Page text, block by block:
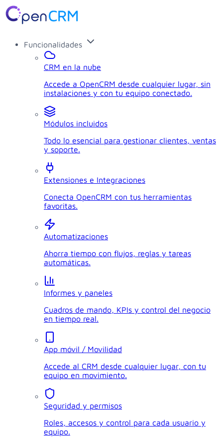
Funcionalidades
CRM en la nube
Accede a OpenCRM desde cualquier lugar, sin
instalaciones y con tu equipo conectado.
Módulos incluidos
Todo lo esencial para gestionar clientes, ventas
y soporte.
Extensiones e Integraciones
Conecta OpenCRM con tus herramientas
favoritas.
Automatizaciones
Ahorra tiempo con flujos, reglas y tareas
automáticas.
Informes y paneles
Cuadros de mando, KPIs y control del negocio
en tiempo real.
App móvil / Movilidad
Accede al CRM desde cualquier lugar, con tu
equipo en movimiento.
Seguridad y permisos
Roles, accesos y control para cada usuario y
equipo.